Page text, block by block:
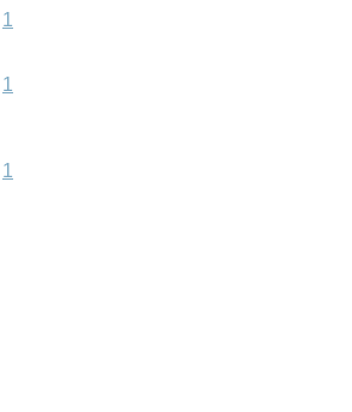
1
1
1